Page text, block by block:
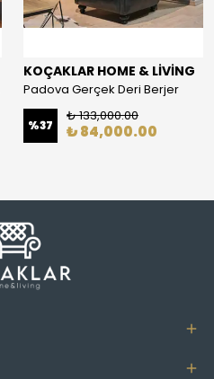
KOÇAKLAR HOME & LİVİNG
Padova Gerçek Deri Berjer
%37
₺ 133,000.00
₺ 84,000.00